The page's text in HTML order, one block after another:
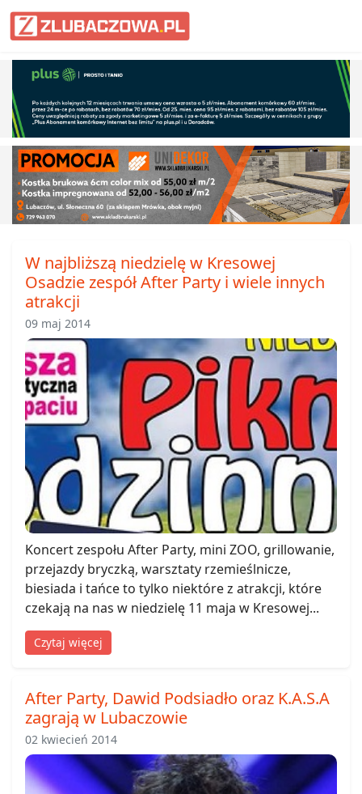
Informacje Lubaczów, powiat
W najbliższą niedzielę w Kresowej
Osadzie zespół After Party i wiele innych
atrakcji
09 maj 2014
Koncert zespołu After Party, mini ZOO, grillowanie,
przejazdy bryczką, warsztaty rzemieślnicze,
biesiada i tańce to tylko niektóre z atrakcji, które
czekają na nas w niedzielę 11 maja w Kresowej...
Czytaj więcej
After Party, Dawid Podsiadło oraz K.A.S.A
zagrają w Lubaczowie
02 kwiecień 2014